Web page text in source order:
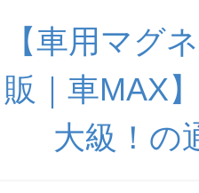
【車用マグ
販｜車MAX
大級！の